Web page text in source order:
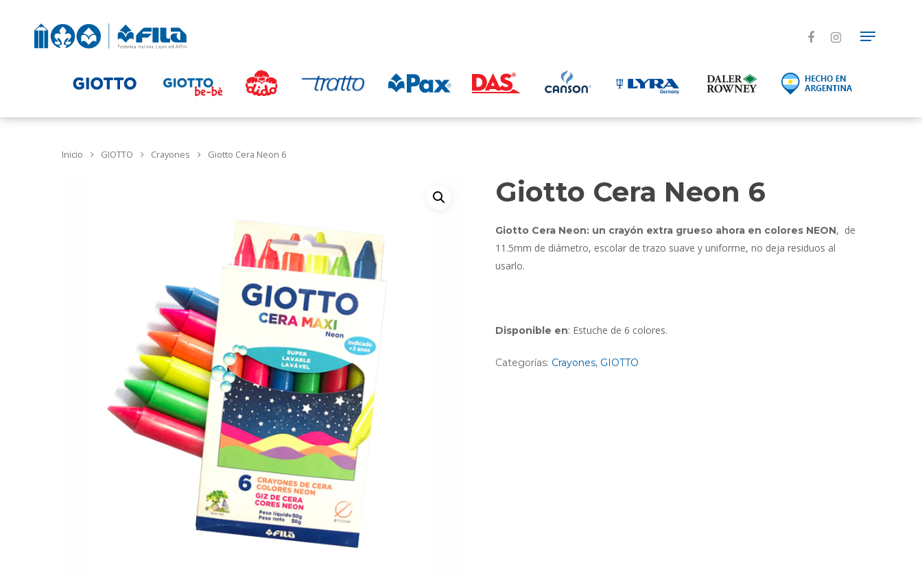
Inicio GIOTTO Crayones Giotto Cera Neon 6
Giotto Cera Neon 6
Giotto Cera Neon: un crayón extra grueso ahora en colores NEON, de
11.5mm de diámetro, escolar de trazo suave y uniforme, no deja residuos al
usarlo.
Disponible en: Estuche de 6 colores.
Categorías: Crayones, GIOTTO